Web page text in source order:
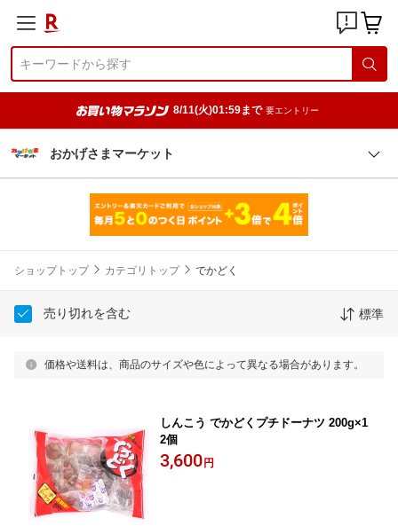
8/11(火)01:59まで 要エントリー
おかげさまマーケット
ショップトップ カテゴリトップ でかどく
売り切れを含む 標準
価格や送料は、商品のサイズや色によって異なる場合があります。
しんこう でかどくプチドーナツ 200g×1
2個
3,600円